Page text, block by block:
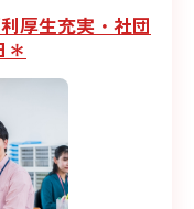
厚生充実・社団
＊